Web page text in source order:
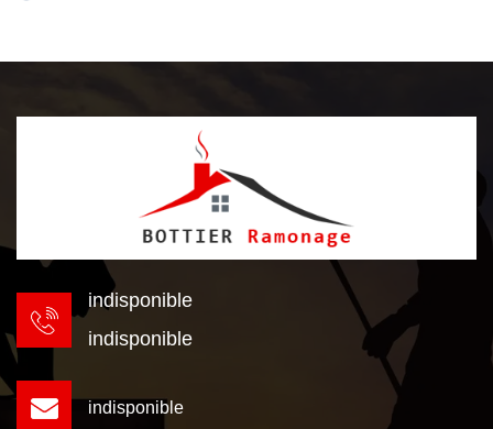
indisponible
indisponible
indisponible